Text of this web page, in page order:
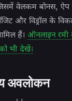
वेलकम बोनस, ऐप
और विड्रॉल के
हैं। ऑनलाइन
भी देखें।
अवलोकन